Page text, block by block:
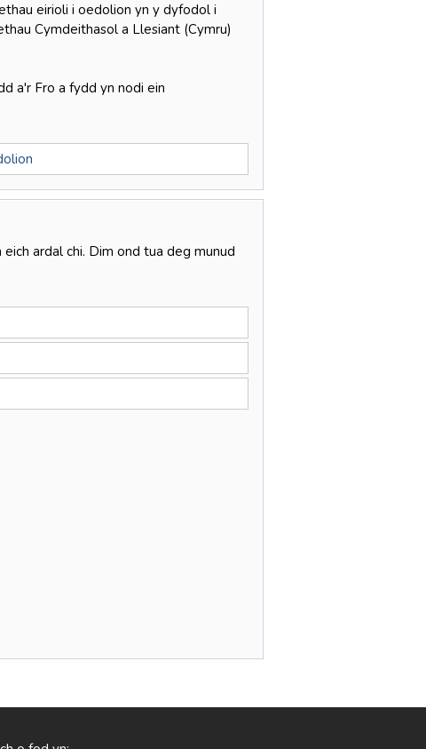
eirioli i oedolion yn y dyfodol i
Cymdeithasol a Llesiant (Cymru)
a'r Fro a fydd yn nodi ein
ardal chi. Dim ond tua deg munud